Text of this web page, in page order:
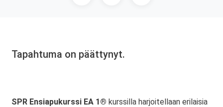
Tapahtuma on päättynyt.
SPR Ensiapukurssi EA 1® kurssilla harjoitellaan erilaisia